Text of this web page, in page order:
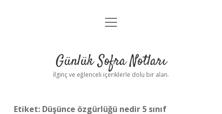
Anasayfa
Yasal Uyarı
menüyü
Günlük Sofra Notları
İlginç ve eğlenceli içeriklerle dolu bir alan.
Etiket: Düşünce özgürlüğü nedir 5 sınıf